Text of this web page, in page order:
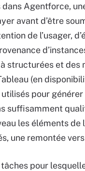
dans Agentforce,
avant d’être
de l’usager,
structurées et des
(en
pour
suffisamment
les éléments de
une remontée
pour